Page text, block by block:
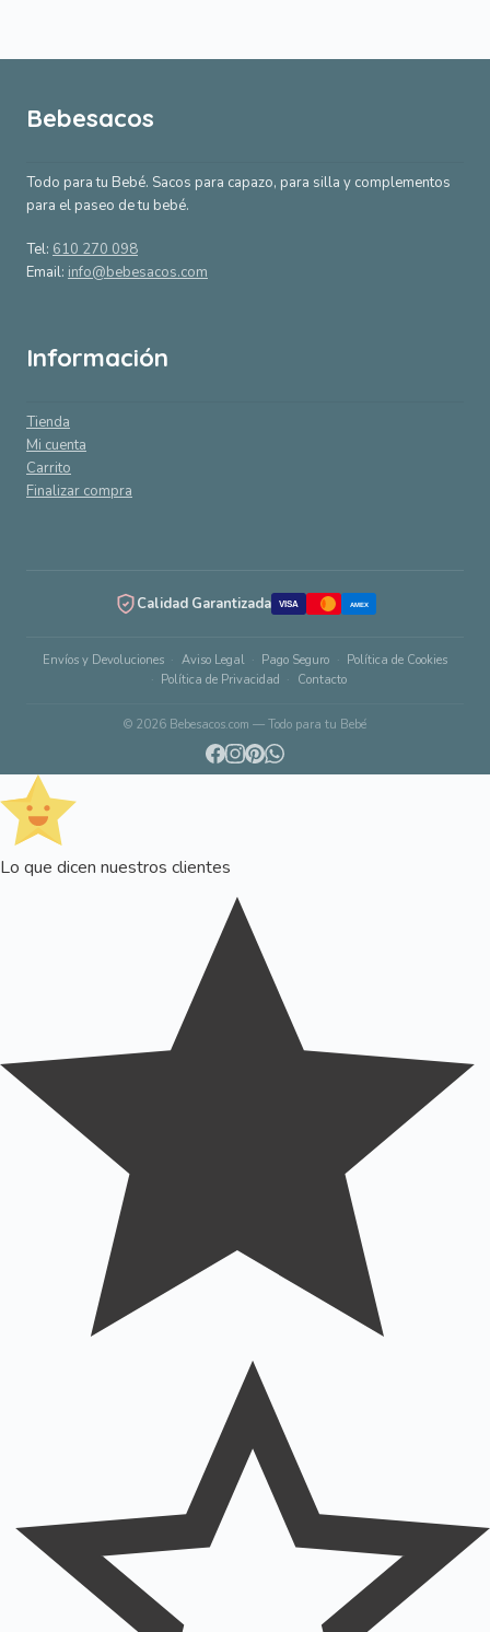
Bebesacos
Todo para tu Bebé. Sacos para capazo, para silla y complementos
para el paseo de tu bebé.
Tel: 610 270 098
Email: info@bebesacos.com
Información
Tienda
Mi cuenta
Carrito
Finalizar compra
Calidad Garantizada VISA AMEX
Envíos y Devoluciones Aviso Legal Pago Seguro
Política de Cookies
Política de Privacidad
Contacto
© 2026 Bebesacos.com — Todo para tu Bebé
Lo que dicen nuestros clientes